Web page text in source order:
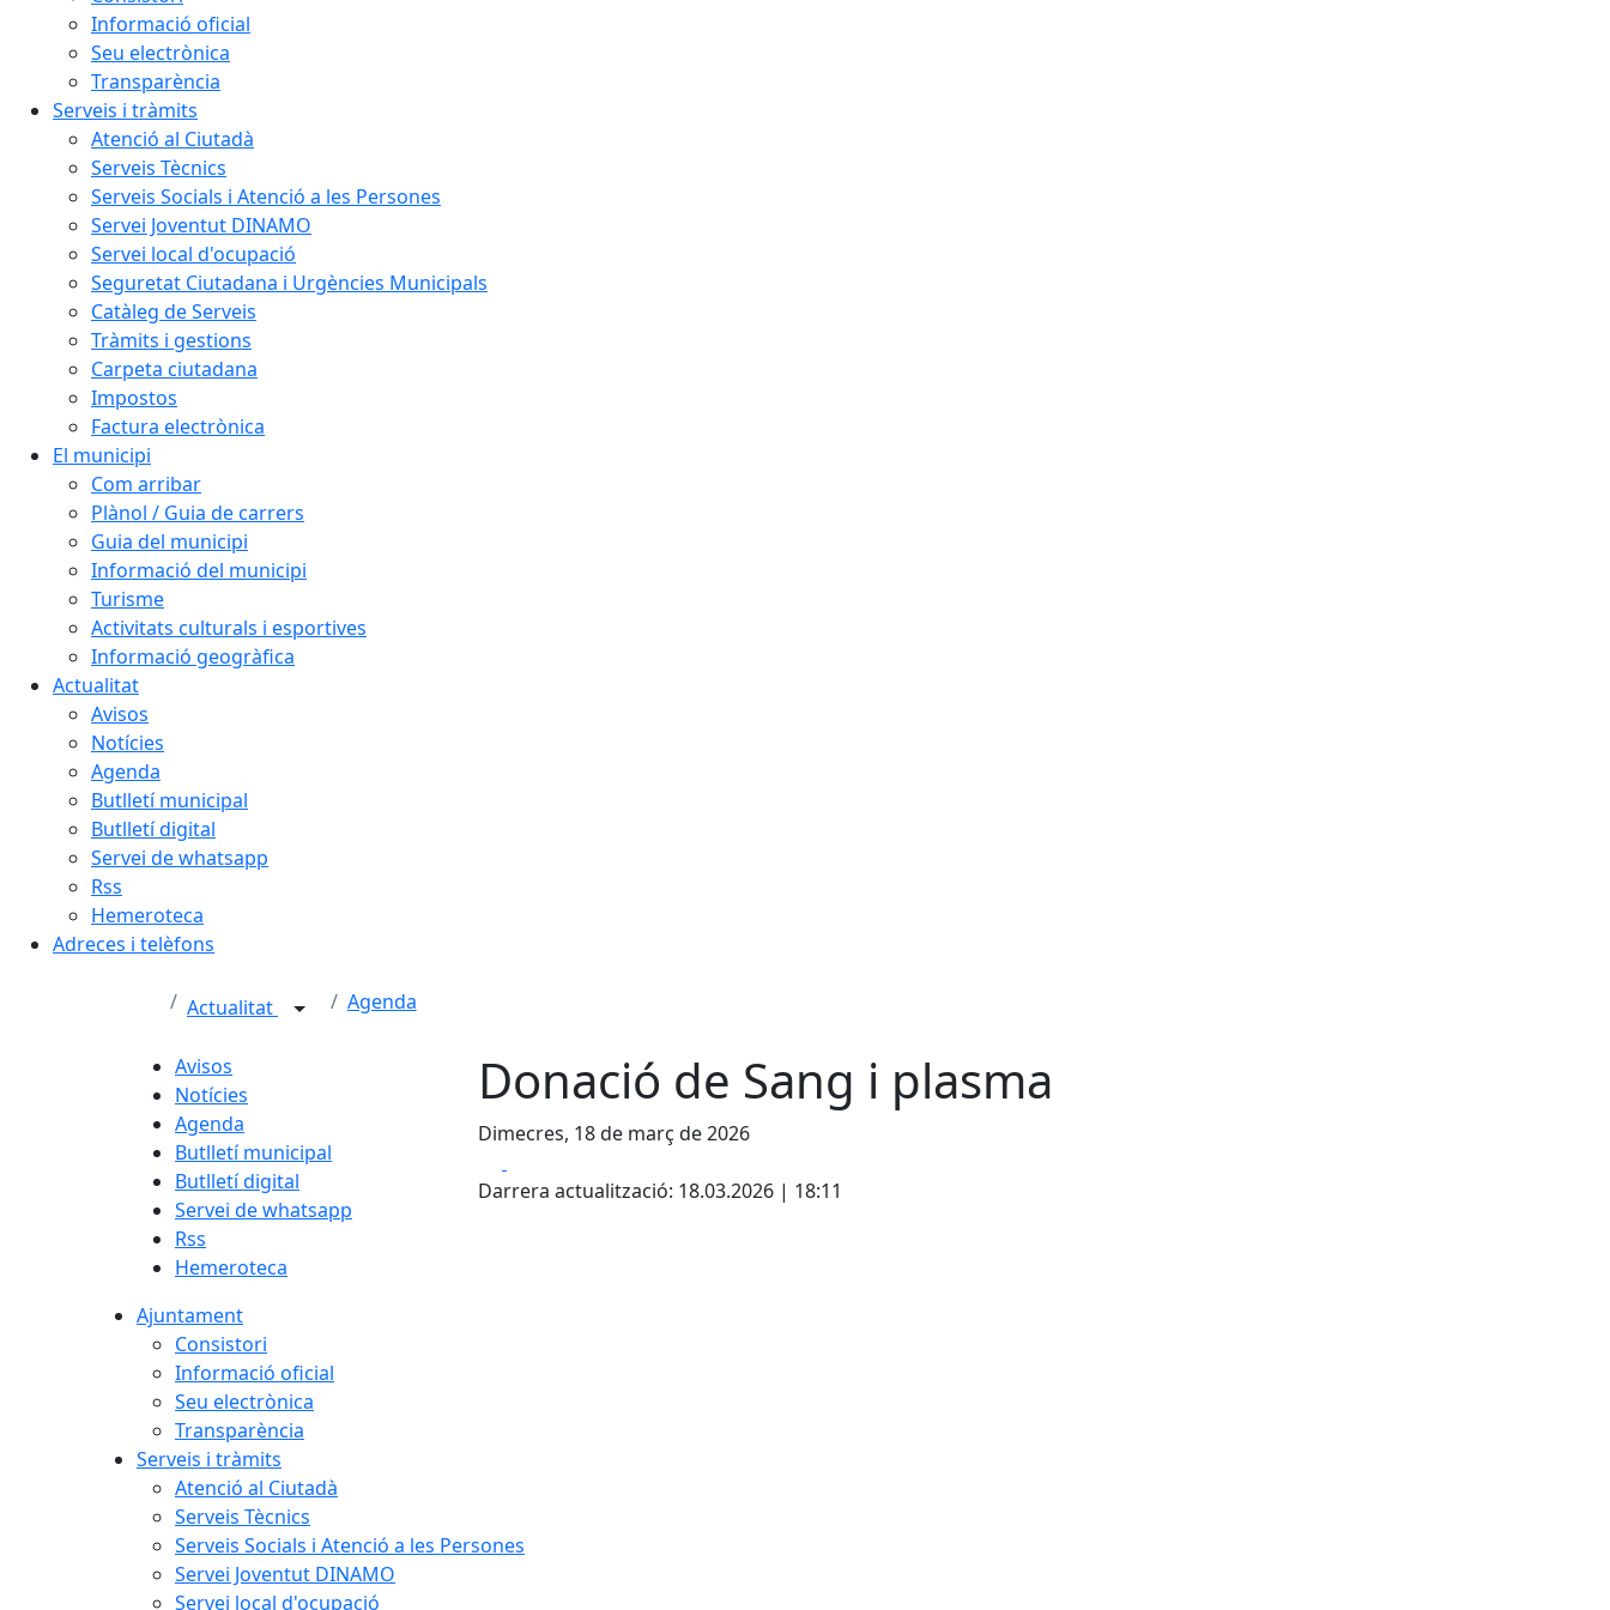
Informació oficial
Seu electrònica
Transparència
Serveis i tràmits
Atenció al Ciutadà
Serveis Tècnics
Serveis Socials i Atenció a les Persones
Servei Joventut DINAMO
Servei local d'ocupació
Seguretat Ciutadana i Urgències Municipals
Catàleg de Serveis
Tràmits i gestions
Carpeta ciutadana
Impostos
Factura electrònica
El municipi
Com arribar
Plànol / Guia de carrers
Guia del municipi
Informació del municipi
Turisme
Activitats culturals i esportives
Informació geogràfica
Actualitat
Avisos
Notícies
Agenda
Butlletí municipal
Butlletí digital
Servei de whatsapp
Rss
Hemeroteca
Adreces i telèfons
Actualitat Agenda
Avisos
Notícies
Agenda
Butlletí municipal
Butlletí digital
Servei de whatsapp
Rss
Hemeroteca
Donació de Sang i plasma
Dimecres, 18 de març de 2026
Darrera actualització: 18.03.2026 | 18:11
Ajuntament
Consistori
Informació oficial
Seu electrònica
Transparència
Serveis i tràmits
Atenció al Ciutadà
Serveis Tècnics
Serveis Socials i Atenció a les Persones
Servei Joventut DINAMO
Servei local d'ocupació